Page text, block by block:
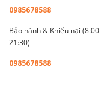
0985678588
Bảo hành & Khiếu nại (8:00 -
21:30)
0985678588